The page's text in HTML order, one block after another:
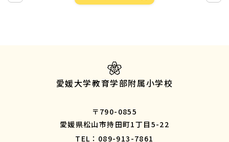
愛媛大学教育学部附属小学校
〒790-0855
愛媛県松山市持田町1丁目5-22
TEL：089-913-7861